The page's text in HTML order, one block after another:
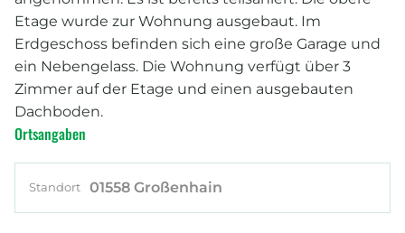
Etage wurde zur Wohnung ausgebaut. Im
Erdgeschoss befinden sich eine große Garage und
ein Nebengelass. Die Wohnung verfügt über 3
Zimmer auf der Etage und einen ausgebauten
Dachboden.
Ortsangaben
Standort 01558 Großenhain